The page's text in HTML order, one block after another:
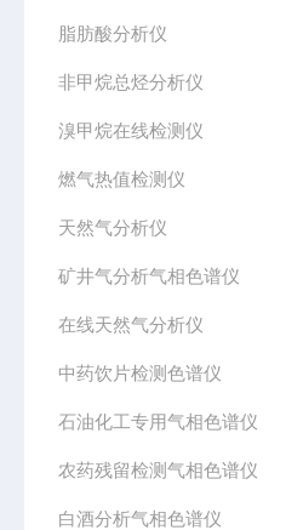
脂肪酸分析仪
非甲烷总烃分析仪
溴甲烷在线检测仪
燃气热值检测仪
天然气分析仪
矿井气分析气相色谱仪
在线天然气分析仪
中药饮片检测色谱仪
石油化工专用气相色谱仪
农药残留检测气相色谱仪
白酒分析气相色谱仪